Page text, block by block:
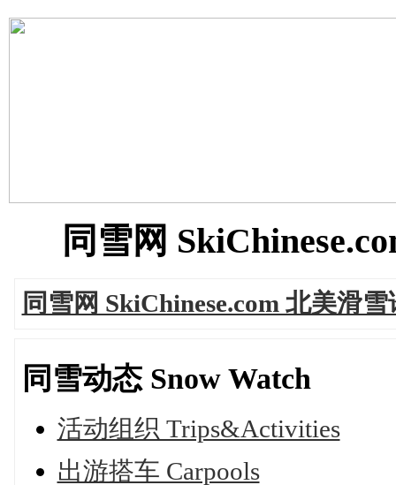
同雪网
同雪网 SkiChinese.com 北美滑雪
同雪动态 Snow Watch
活动组织 Trips&Activities
出游搭车 Carpools